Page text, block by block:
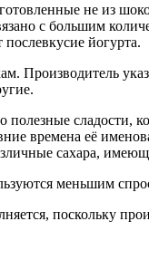
не из
с большим
йогурта.
Производитель
сладости,
времена её
сахара,
меньшим
поскольку